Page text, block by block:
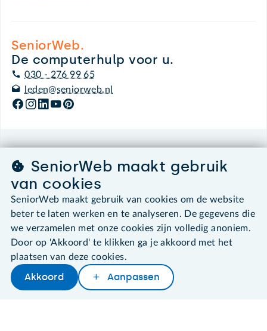
Later lezenDelenWoordenboek
SeniorWeb.
De computerhulp voor u.
030 - 276 99 65
leden@seniorweb.nl
Algemene voorwaarden
Cookies en cookie-instellingen
Disclaimer
SeniorWeb maakt gebruik
van cookies
SeniorWeb maakt gebruik van cookies om de website
beter te laten werken en te analyseren. De gegevens die
we verzamelen met onze cookies zijn volledig anoniem.
Door op 'Akkoord' te klikken ga je akkoord met het
plaatsen van deze cookies.
Akkoord Aanpassen